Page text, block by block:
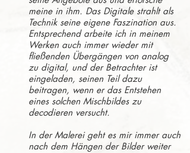
meine in ihm. Das Digitale strahlt als
Technik seine eigene Faszination aus.
Entsprechend arbeite ich in meinem
Werken auch immer wieder mit
fließenden Übergängen von analog
zu digital, und der Betrachter ist
eingeladen, seinen Teil dazu
beitragen, wenn er das Entstehen
eines solchen Mischbildes zu
decodieren versucht.
In der Malerei geht es mir immer auch
nach dem Hängen der Bilder weiter